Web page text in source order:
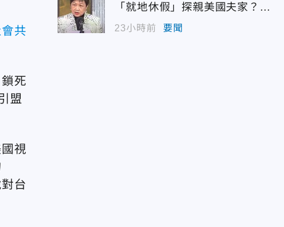
共
死
盟
視
台
「就地休假」探親美國夫家？徐
佳青回應了
23小時前 要聞